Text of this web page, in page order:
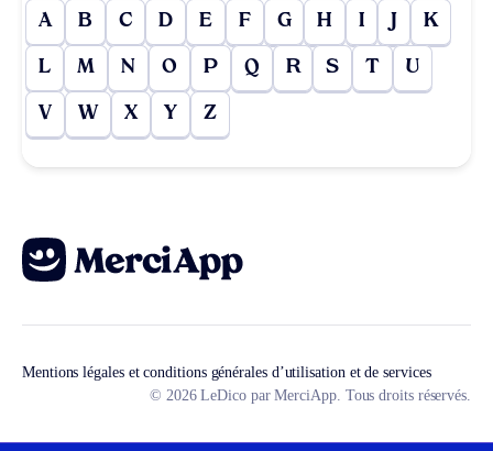
A B C D E F G H I J K
L M N O P Q R S T U
V W X Y Z
Mentions légales et conditions générales d’utilisation et de services
© 2026 LeDico par MerciApp. Tous droits réservés.